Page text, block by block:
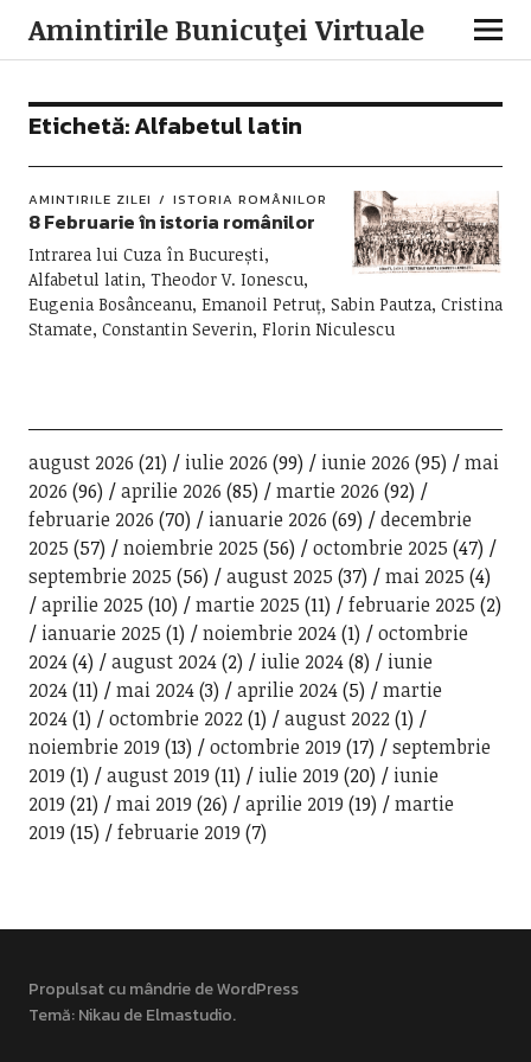
Amintirile Bunicuţei Virtuale
Etichetă:Alfabetul latin
AMINTIRILE ZILEI ISTORIA ROMÂNILOR
8 Februarie în istoria românilor
Intrarea lui Cuza în București,
Alfabetul latin, Theodor V. Ionescu,
Eugenia Bosânceanu, Emanoil Petruț, Sabin Pautza, Cristina
Stamate, Constantin Severin, Florin Niculescu
august 2026 (21) iulie 2026 (99) iunie 2026 (95)
mai
2026 (96) aprilie 2026 (85) martie 2026 (92)
februarie 2026 (70) ianuarie 2026 (69)
decembrie
2025 (57) noiembrie 2025 (56) octombrie 2025 (47)
septembrie 2025 (56) august 2025 (37) mai 2025 (4)
aprilie 2025 (10) martie 2025 (11) februarie 2025 (2)
ianuarie 2025 (1) noiembrie 2024(1)
octombrie
2024(4) august 2024(2) iulie 2024(8)
iunie
2024(11) mai 2024(3) aprilie 2024(5)
martie
2024(1) octombrie 2022(1) august 2022(1)
noiembrie 2019 (13) octombrie 2019 (17)
septembrie
2019 (1) august 2019 (11) iulie 2019 (20)
iunie
2019 (21) mai 2019 (26) aprilie 2019 (19)
martie
2019 (15) februarie 2019 (7)
Propulsat cu mândrie de WordPress
Temă: Nikau deElmastudio.